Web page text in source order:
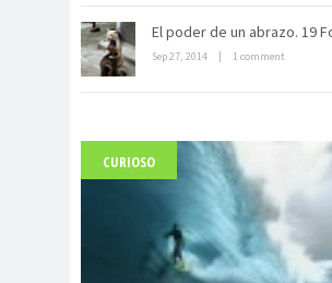
abandonado
Carlo Acutis, el beato
15 años
El poder de un abrazo. 19
Sep 27, 2014 | 1 comment
CURIOSO